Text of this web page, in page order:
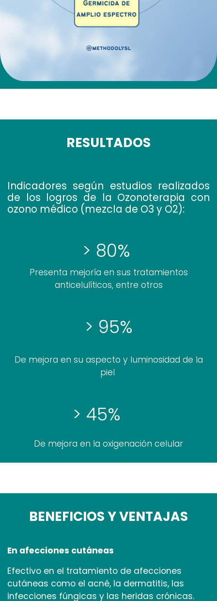
RESULTADOS
Indicadores según estudios realizados
de los logros de la Ozonoterapia con
ozono médico (mezcla de O3 y O2):
> 80%
Presenta mejoría en sus tratamientos
anticelulíticos, entre otros
> 95%
De mejora en su aspecto y luminosidad de la
piel
> 45%
De mejora en la oxigenación celular
BENEFICIOS Y VENTAJAS
En afecciones cutáneas
Efectivo en el tratamiento de afecciones
cutáneas como el acné, la dermatitis, las
infecciones fúngicas y las heridas crónicas.